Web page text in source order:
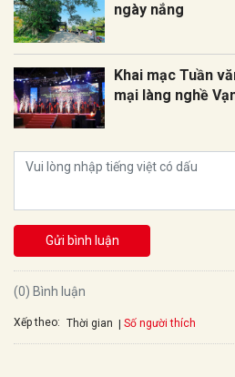
ngày nắng
Khai mạc Tuần
mại làng nghề
Gửi bình luận
(0) Bình luận
Xếp theo: Thời gian Số người thích